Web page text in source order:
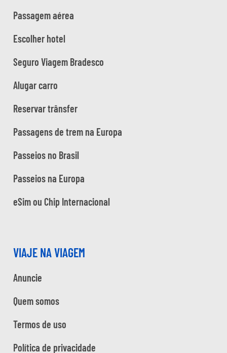
Passagem aérea
Escolher hotel
Seguro Viagem Bradesco
Alugar carro
Reservar trânsfer
Passagens de trem na Europa
Passeios no Brasil
Passeios na Europa
eSim ou Chip Internacional
VIAJE NA VIAGEM
Anuncie
Quem somos
Termos de uso
Política de privacidade